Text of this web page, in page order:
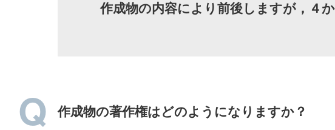
作成物の内容により前後しますが，４
作成物の著作権はどのようになりますか？